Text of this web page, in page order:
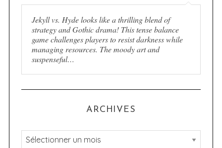
Jekyll vs. Hyde looks like a thrilling blend of
strategy and Gothic drama! This tense balance
game challenges players to resist darkness while
managing resources. The moody art and
suspenseful…
ARCHIVES
A